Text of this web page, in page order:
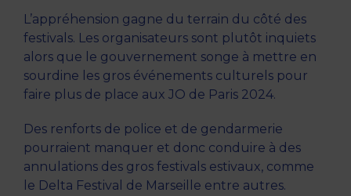
L’appréhension gagne du terrain du côté des
festivals. Les organisateurs sont plutôt inquiets
alors que le gouvernement songe à mettre en
sourdine les gros événements culturels pour
faire plus de place aux JO de Paris 2024.
Des renforts de police et de gendarmerie
pourraient manquer et donc conduire à des
annulations des gros festivals estivaux, comme
le Delta Festival de Marseille entre autres.